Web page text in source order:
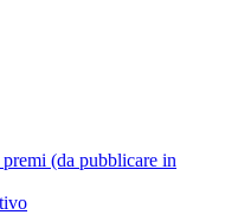
(da pubblicare in